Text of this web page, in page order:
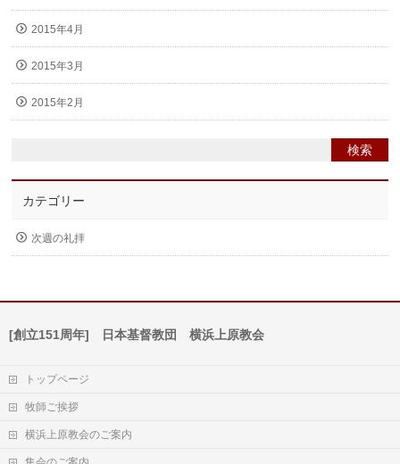
2015年4月
2015年3月
2015年2月
カテゴリー
次週の礼拝
[創立151周年] 日本基督教団 横浜上原教会
トップページ
牧師ご挨拶
横浜上原教会のご案内